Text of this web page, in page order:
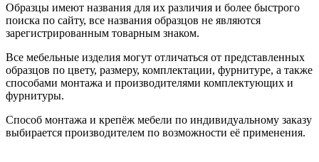
Образцы имеют названия для их различия и более быстрого
поиска по сайту, все названия образцов не являются
зарегистрированным товарным знаком.
Все мебельные изделия могут отличаться от представленных
образцов по цвету, размеру, комплектации, фурнитуре, а также
способами монтажа и производителями комплектующих и
фурнитуры.
Способ монтажа и крепёж мебели по индивидуальному заказу
выбирается производителем по возможности её применения.